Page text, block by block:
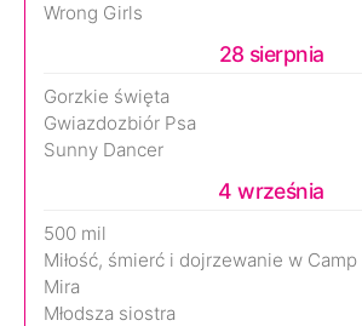
Wrong Girls
28 sierpnia
Gorzkie święta
Gwiazdozbiór Psa
Sunny Dancer
4 września
500 mil
Miłość, śmierć i dojrzewanie w Camp
Mira
Młodsza siostra